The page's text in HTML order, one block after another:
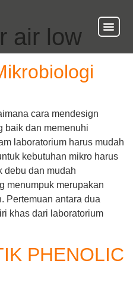
air low
cara mendesign
baik dan memenuhi
laboratorium harus mudah
kebutuhan mikro harus
debu dan mudah
menumpuk merupakan
Pertemuan antara dua
khas dari laboratorium
PHENOLIC